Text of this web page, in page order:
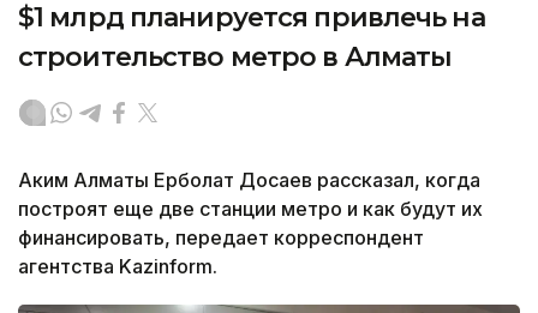
$1 млрд планируется привлечь на
строительство метро в Алматы
Аким Алматы Ерболат Досаев рассказал, когда
построят еще две станции метро и как будут их
финансировать, передает корреспондент
агентства Kazinform.